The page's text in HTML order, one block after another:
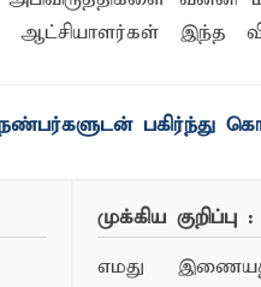
இந்த
பகிர்ந்து
முக்கிய குறிப்பு :
எமது